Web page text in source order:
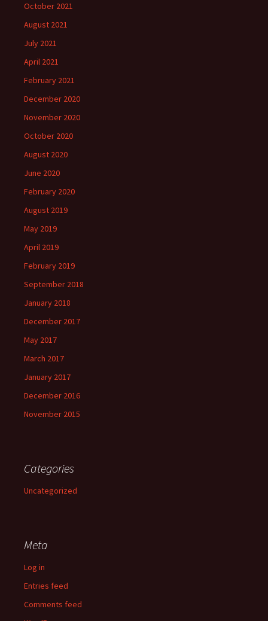
October 2021
August 2021
July 2021
April 2021
February 2021
December 2020
November 2020
October 2020
August 2020
June 2020
February 2020
August 2019
May 2019
April 2019
February 2019
September 2018
January 2018
December 2017
May 2017
March 2017
January 2017
December 2016
November 2015
Categories
Uncategorized
Meta
Log in
Entries feed
Comments feed